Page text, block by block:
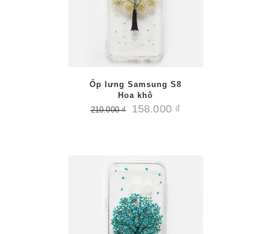
Ốp lưng Samsung S8
Hoa khô
210.000₫ 158.000 ₫